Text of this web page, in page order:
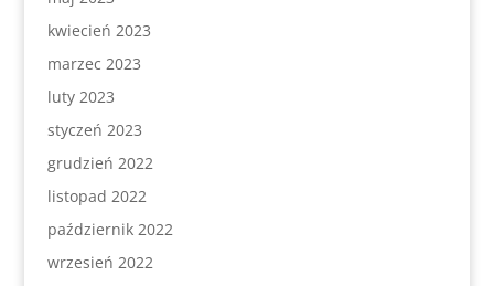
kwiecień 2023
marzec 2023
luty 2023
styczeń 2023
grudzień 2022
listopad 2022
październik 2022
wrzesień 2022